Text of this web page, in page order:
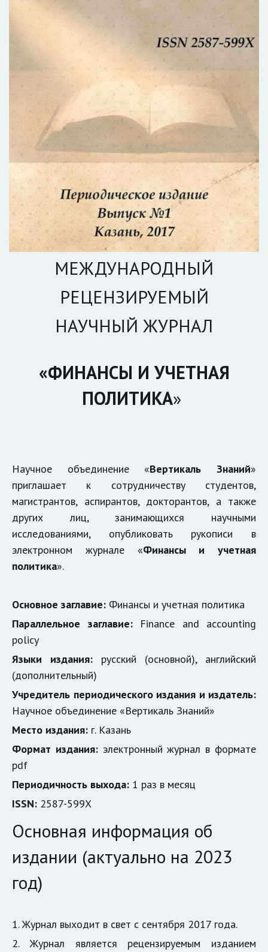
МЕЖДУНАРОДНЫЙ
РЕЦЕНЗИРУЕМЫЙ
НАУЧНЫЙ ЖУРНАЛ
«ФИНАНСЫ И УЧЕТНАЯ
ПОЛИТИКА»
Научное объединение «Вертикаль Знаний»
приглашает к сотрудничеству студентов,
магистрантов, аспирантов, докторантов, а также
других лиц, занимающихся научными
исследованиями, опубликовать рукописи в
электронном журнале «Финансы и учетная
политика».
Основное заглавие: Финансы и учетная политика
Параллельное заглавие:Finance and accounting
policy
Языки издания: русский (основной), английский
(дополнительный)
Учредитель периодического издания и издатель:
Научное объединение «Вертикаль Знаний»
Место издания: г. Казань
Формат издания:электронный журнал в формате
pdf
Периодичность выхода: 1 раз в месяц
ISSN: 2587-599X
Основная информация об
издании (актуально на 2023
год)
1. Журнал выходит в свет с сентября 2017 года.
2. Журнал является рецензируемым изданием